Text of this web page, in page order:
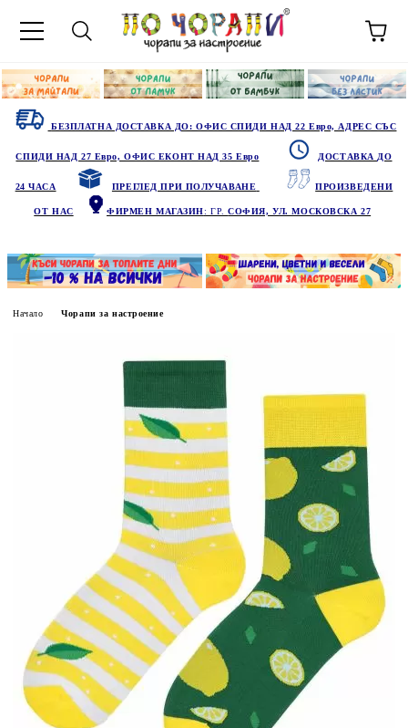
БЕЗПЛАТНА ДОСТАВКА ДО: ОФИС СПИДИ НАД 22 Евро, АДРЕС СЪС
СПИДИ НАД 27 Евро, ОФИС ЕКОНТ НАД 35 Евро ДОСТАВКА ДО
24 ЧАСА ПРЕГЛЕД ПРИ ПОЛУЧАВАНЕ ПРОИЗВЕДЕНИ
ОТ НАС ФИРМЕН МАГАЗИН: ГР.СОФИЯ, УЛ. МОСКОВСКА 27
Начало Чорапи за настроение